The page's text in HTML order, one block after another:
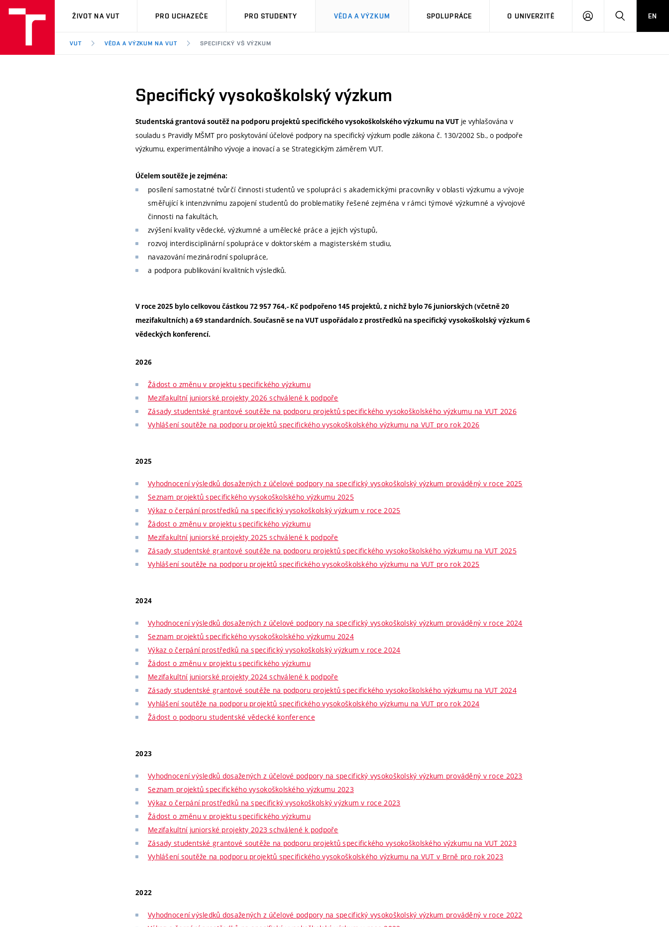
VUT
ŽIVOT NA VUT PRO UCHAZEČE PRO STUDENTY VĚDA A VÝZKUM SPOLUPRÁCE O UNIVERZITĚ
PŘIHLÁSIT HLEDATEN
VUT VĚDA A VÝZKUM NA VUT SPECIFICKÝ VŠ VÝZKUM
Specifický vysokoškolský výzkum
Studentská grantová soutěž na podporu projektů specifického vysokoškolského výzkumu na VUT je vyhlašována v
souladu s Pravidly MŠMT pro poskytování účelové podpory na specifický výzkum podle zákona č. 130/2002 Sb., o podpoře
výzkumu, experimentálního vývoje a inovací a se Strategickým záměrem VUT.
Účelem soutěže je zejména:
posílení samostatné tvůrčí činnosti studentů ve spolupráci s akademickými pracovníky v oblasti výzkumu a vývoje
směřující k intenzivnímu zapojení studentů do problematiky řešené zejména v rámci týmové výzkumné a vývojové
činnosti na fakultách,
zvýšení kvality vědecké, výzkumné a umělecké práce a jejích výstupů,
rozvoj interdisciplinární spolupráce v doktorském a magisterském studiu,
navazování mezinárodní spolupráce,
a podpora publikování kvalitních výsledků.
V roce 2025 bylo celkovou částkou 72 957 764,- Kč podpořeno 145 projektů, z nichž bylo 76 juniorských (včetně 20
mezifakultních) a 69 standardních. Současně se na VUT uspořádalo z prostředků na specifický vysokoškolský výzkum 6
vědeckých konferencí.
2026
Žádost o změnu v projektu specifického výzkumu
Mezifakultní juniorské projekty 2026 schválené k podpoře
Zásady studentské grantové soutěže na podporu projektů specifického vysokoškolského výzkumu na VUT 2026
Vyhlášení soutěže na podporu projektů specifického vysokoškolského výzkumu na VUT pro rok 2026
2025
Vyhodnocení výsledků dosažených z účelové podpory na specifický vysokoškolský výzkum prováděný v roce 2025
Seznam projektů specifického vysokoškolského výzkumu 2025
Výkaz o čerpání prostředků na specifický vysokoškolský výzkum v roce 2025
Žádost o změnu v projektu specifického výzkumu
Mezifakultní juniorské projekty 2025 schválené k podpoře
Zásady studentské grantové soutěže na podporu projektů specifického vysokoškolského výzkumu na VUT 2025
Vyhlášení soutěže na podporu projektů specifického vysokoškolského výzkumu na VUT pro rok 2025
2024
Vyhodnocení výsledků dosažených z účelové podpory na specifický vysokoškolský výzkum prováděný v roce 2024
Seznam projektů specifického vysokoškolského výzkumu 2024
Výkaz o čerpání prostředků na specifický vysokoškolský výzkum v roce 2024
Žádost o změnu v projektu specifického výzkumu
Mezifakultní juniorské projekty 2024 schválené k podpoře
Zásady studentské grantové soutěže na podporu projektů specifického vysokoškolského výzkumu na VUT 2024
Vyhlášení soutěže na podporu projektů specifického vysokoškolského výzkumu na VUT pro rok 2024
Žádost o podporu studentské vědecké konference
2023
Vyhodnocení výsledků dosažených z účelové podpory na specifický vysokoškolský výzkum prováděný v roce 2023
Seznam projektů specifického vysokoškolského výzkumu 2023
Výkaz o čerpání prostředků na specifický vysokoškolský výzkum v roce 2023
Žádost o změnu v projektu specifického výzkumu
Mezifakultní juniorské projekty 2023 schválené k podpoře
Zásady studentské grantové soutěže na podporu projektů specifického vysokoškolského výzkumu na VUT 2023
Vyhlášení soutěže na podporu projektů specifického vysokoškolského výzkumu na VUT v Brně pro rok 2023
2022
Vyhodnocení výsledků dosažených z účelové podpory na specifický vysokoškolský výzkum prováděný v roce 2022